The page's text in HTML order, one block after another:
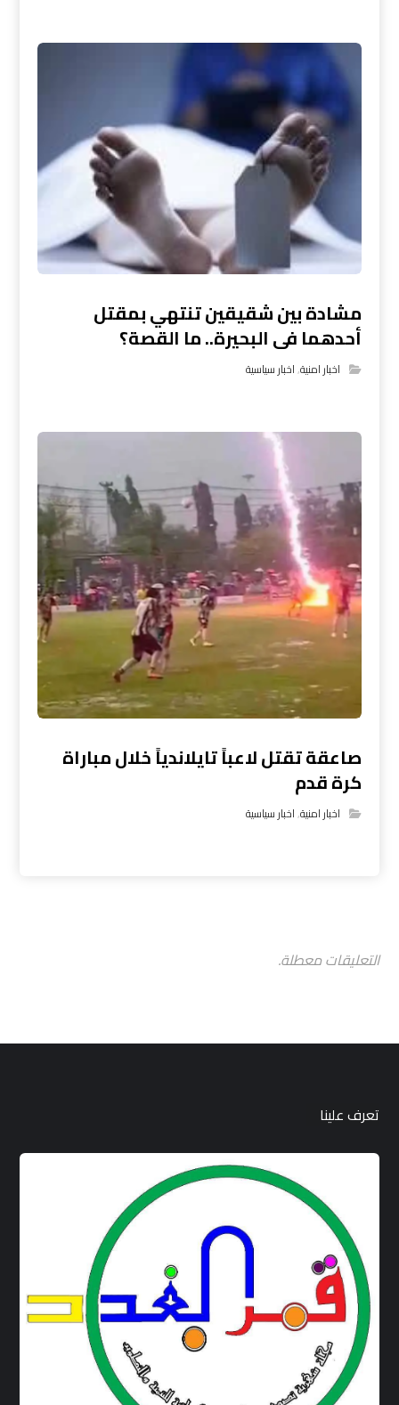
مشادة بين شقيقين تنتهي بمقتل
أحدهما فى البحيرة.. ما القصة؟
اخبار امنية,اخبار سياسية
صاعقة تقتل لاعباً تايلاندياً خلال مباراة
كرة قدم
اخبار امنية,اخبار سياسية
التعليقات معطلة.
تعرف علينا